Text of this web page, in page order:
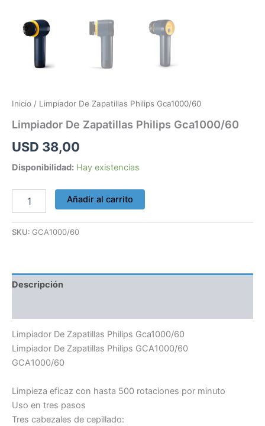
Inicio / Limpiador De Zapatillas Philips Gca1000/60
Limpiador De Zapatillas Philips Gca1000/60
USD 38,00
Disponibilidad: Hay existencias
Añadir al carrito
SKU: GCA1000/60
Descripción
Limpiador De Zapatillas Philips Gca1000/60
Limpiador De Zapatillas Philips GCA1000/60
GCA1000/60
Limpieza eficaz con hasta 500 rotaciones por minuto
Uso en tres pasos
Tres cabezales de cepillado: